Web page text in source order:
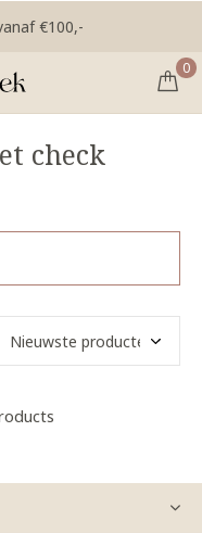
0
€100,-
check